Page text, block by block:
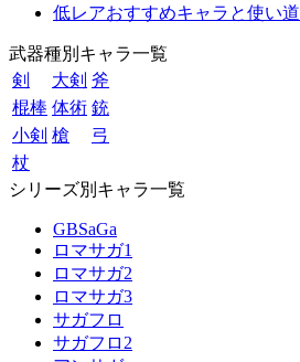
低レアおすすめキャラと使い道
武器種別キャラ一覧
剣
大剣 斧
棍棒 体術 銃
小剣 槍
弓
杖
シリーズ別キャラ一覧
GBSaGa
ロマサガ1
ロマサガ2
ロマサガ3
サガフロ
サガフロ2